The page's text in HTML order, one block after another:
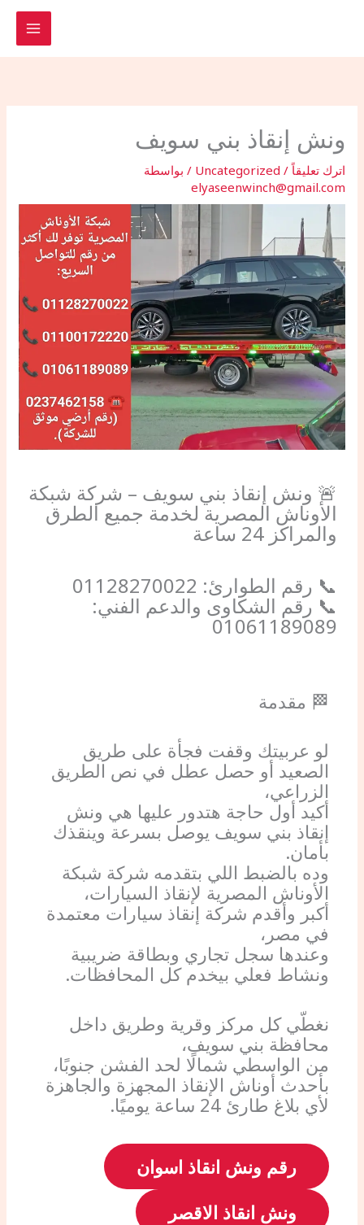
ونش إنقاذ بني سويف
اترك تعليقاً /
Uncategorized / بواسطة
elyaseenwinch@gmail.com
🚨 ونش إنقاذ بني سويف – شركة شبكة
الأوناش المصرية لخدمة جميع الطرق
والمراكز 24 ساعة
📞 رقم الطوارئ: 01128270022
📞 رقم الشكاوى والدعم الفني:
01061189089
🏁 مقدمة
لو عربيتك وقفت فجأة على طريق
الصعيد أو حصل عطل في نص الطريق
الزراعي،
أكيد أول حاجة هتدور عليها هي ونش
إنقاذ بني سويف يوصل بسرعة وينقذك
بأمان.
وده بالضبط اللي بتقدمه شركة شبكة
الأوناش المصرية لإنقاذ السيارات،
أكبر وأقدم شركة إنقاذ سيارات معتمدة
في مصر،
وعندها سجل تجاري وبطاقة ضريبية
ونشاط فعلي بيخدم كل المحافظات.
نغطّي كل مركز وقرية وطريق داخل
محافظة بني سويف،
من الواسطي شمالًا لحد الفشن جنوبًا،
بأحدث أوناش الإنقاذ المجهزة والجاهزة
لأي بلاغ طارئ 24 ساعة يوميًا.
رقم ونش انقاذ اسوان
ونش انقاذ الاقصر